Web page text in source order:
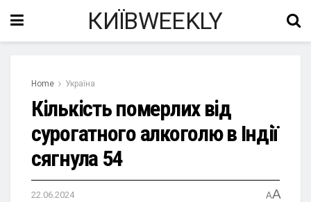
КИЇВWEEKLY
Home Україна
Кількість померлих від
сурогатного алкоголю в Індії
сягнула 54
22.06.2024 AA